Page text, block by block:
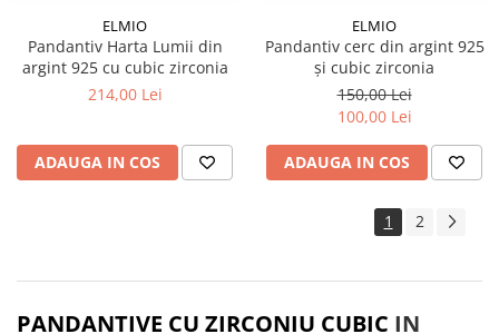
ELMIO
Pandantiv Harta Lumii din
argint 925 cu cubic zirconia
214,00 Lei
ADAUGA IN COS
ELMIO
Pandantiv cerc din argint 925
și cubic zirconia
150,00 Lei
100,00 Lei
ADAUGA IN COS
1 2
PANDANTIVE CU ZIRCONIU CUBIC IN